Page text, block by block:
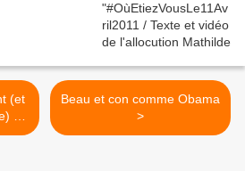
:
Beau et con comme Obama
>